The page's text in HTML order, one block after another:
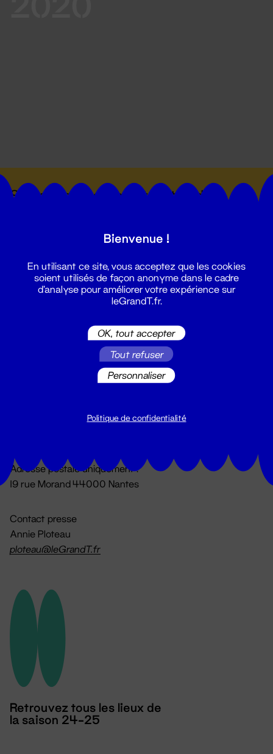
Suivez toutes les actualités du
Du lundi au vendredi 14h → 18h
Adresse postale uniquement :
19 rue Morand 44000 Nantes
Contact presse
Annie Ploteau
ploteau@leGrandT.fr
Retrouvez tous les lieux de
la saison 24-25
Bienvenue !
En utilisant ce site, vous acceptez que les cookies
soient utilisés de façon anonyme dans le cadre
d'analyse pour améliorer votre expérience sur
leGrandT.fr.
OK, tout accepter
Tout refuser
Personnaliser
Politique de confidentialité